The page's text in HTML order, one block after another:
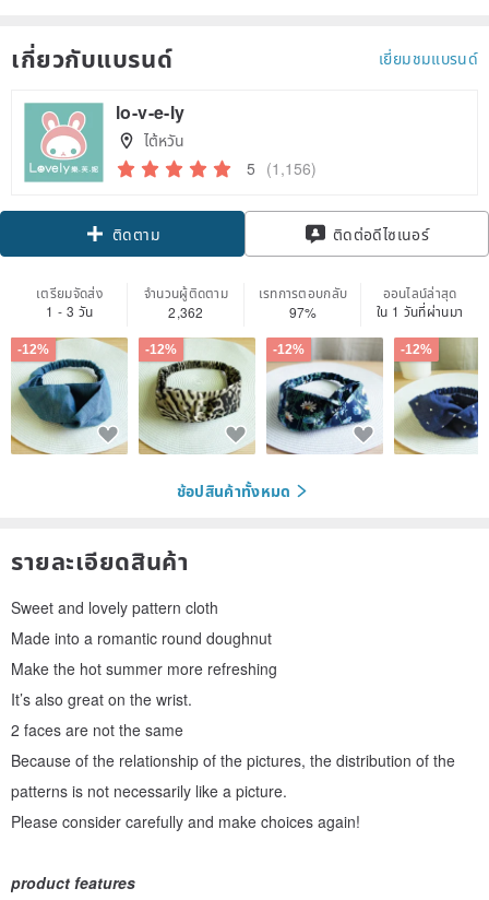
เกี่ยวกับแบรนด์ เยี่ยมชมแบรนด์
lo-v-e-ly
ไต้หวัน
5 (1,156)
Claim coupon
ติดตาม ติดต่อดีไซเนอร์
เตรียมจัดส่ง
1 - 3 วัน
จำนวนผู้ติดตาม
2,362
เรทการตอบกลับ
97%
ออนไลน์ล่าสุด
ใน 1 วันที่ผ่านมา
-12% -12% -12% -12%
ช้อปสินค้าทั้งหมด
รายละเอียดสินค้า
Sweet and lovely pattern cloth
Made into a romantic round doughnut
Make the hot summer more refreshing
It’s also great on the wrist.
2 faces are not the same
Because of the relationship of the pictures, the distribution of the
patterns is not necessarily like a picture.
Please consider carefully and make choices again!
product features